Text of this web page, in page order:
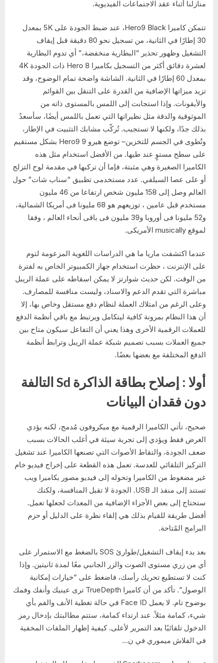
منازلنا أثناء عقد الاجتماعات الفيديوية.
تتمكن كاميرا Hero9 Black، عند ضبط الجودة على 5K بمعدل
30 إطارًا في الثانية، من تسجيل نحو 80 دقيقة قبل إيقاف
التشغيل وظهور تحذير “البطارية منخفضة،” أي تدوم البطارية
لعشرة دقائق أكثر من التسجيل بكاميرا Hero 8 ذات الجودة 4K
بمعدل 60 إطارًا في الثانية. الشاشة واضحة تمام الوضوح، وقد
تزيد ميزاتها الإضافية من القدرة على التنقل بين القوائم
والأيقونات. وإذا استجابت إلى اللمس بالمستوى ذاته من
الموثوقية والدقة مثل نظيراتها التي تعمل باللمس أيضًا، سأسعدُ
بذلك جدًا، ولكنها لا تستجيب. تُركّب مشابك التثبيت في الإطار،
وتُطوى في الجسم للتخزين– توضع هيرو 9 Hero9 بشكل مستقيم
على سطح مستوٍ عند طيها. من الأفضل استخدام مثل هذه
الكاميرا الصغيرة وهي مثبتة، فإما أن تركبها في مقدمة لوح التزلج
أو على عصا السيلفي. عدد مستخدمى تطبيق “سناب شات” حول
العالم وصل إلى 158 مليون شخص ارتفاعا من 46 مليون
مستخدم قبل عامين ، توزيعهم هو 68 مليونا فى أمريكا الشمالية،
و52 مليونا فى أوروبا و39 مليون فى باقى أنحاء العالم ، وفقا
لموقع musically الأمريكى.
عندما اكتشفت ماريا ما هي الدراسات اللغوية المزعومة لتوم
على الإنترنت ، حظرت استخدام جهاز الكمبيوتر الخاص به لفترة
من الوقت. لكن حديث شوارتز لا يمكن اسقاطه على عملة الريبل
مباشرة التي تقدم الدعم والاسناد، وليست منافسة للمصارف.
وعلى الرغم من امتلاك العملة لنظام دفع مستقل وخاص بها، إلا
أن هذا النظام بمرونة كافية ليتكامل ويرتبط مع باقي أنظمة الدفع
للعملات الرقمية الأخرى وهذا يعني أن التفاعل سيكون متاح بين
جميع العملات بسبب تصميم شبكة عملة الريبل وترابط أنظمة
الدفع المختلفة مع بعضها بعضًا.
أولا : إصلاح بطاقة الذاكرة Sd التالفة
دون فقدان البيانات
صحيح، تأتي الكاميرا الرقمية مع ميكروفون مُدمج، لكنه يؤدي
الغرض فقط ويؤدي إلى تجربة سيئة في أغلب الحالات بسبب
ضعف الجودة، والتقاط الأصوات التي تصنعها الكاميرا عند تشغيل
التركيز التلقائي للعدسة. تعمل هذه القطعة على إخراج فيديو خام
غير مضغوط من الكاميرا وتحوله إلى فيديو مصور بكاميرا ويب
تستند إلى منفذ الـ USB. الجودة لا تقبل المنافسة، ولكنك
ستحتاج إلى بعض الأجزاء الإضافية من المعدات لجعلها تعمل.
أفضل طريقة للقيام بذلك هي إلقاء نظرة على الدليل أو حزم
البرامج المُتاحة.
بعد بدء إيقاف التشغيل/طوارئ SOS بالضغط مع الاستمرار على
أي من زري مستوى الصوت والزر الجانبي معًا لمدة ثانيتين. وإذا
كنت لا تستطيع تحريك رأسك، فاضغط على “خيارات إمكانية
الوصول”. تأكد من أن كاميرا TrueDepth ترى عينيك وأنفك وفمك
بوضوح تام. لا يعمل Face ID في حالة تغطية الأنف والفم بأي
شيء، كمامة مثلاً. عند ارتداء كمامة، ستتم مطالبتك بإدخال رمز
الدخول تلقائيًا بعد التمرير لأعلى. كيفية إظهار الملفات المخفية
في الفلاش ميموري في ن…